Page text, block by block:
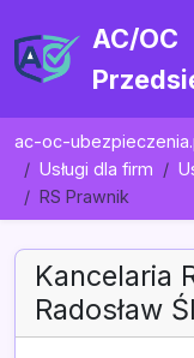
AC/OC
ac-oc-
Usługi dla firm
RS Prawnik
Kancelaria
Radosław